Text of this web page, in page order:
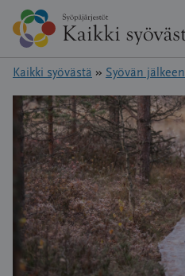
Hyppää
sisältöön
Kaikki syövästä » Syövän jälkeen